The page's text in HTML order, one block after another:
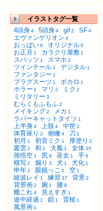
イラストタグ一覧
4頭身4 5頭身4 gif2 SF4
エヴァンゲリオン 4
おっぱい6 オリジナル6
お正月 1 カラクリ屋敷 1
スパッツ 1 スマホ 2
ツインテール 1 デジタル 1
ファンタジー 1
プラグスーツ 1 ボカロ 1
ホラー 1 マリ 2 ミク 2
ミリタリー 3
むらくもふもふ2
メイキング2 メカ 1
ラバーキャットタイツ 1
上半身4 上肢 4 中世 1
体育座り 2 俯瞰4 刀 1
初月 1 初音ミク 1 厚塗り 2
叢雲2 和 1 大鳳 1 女体35
孫悟空 1 尻9 巫女 1 手8
模写2 煽り 3 犬 1 犬化 1
申年 1 眼鏡っこ 2 空 1
綾波レイ 1 練習 37 背景2
背景画2 腕 1 腰8
艦これ4 見えすぎ 1
途中経過 1 鎧 1 雷槌 1
風景画 1